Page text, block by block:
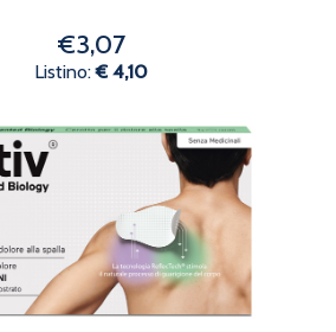
€3,07
Listino:€ 4,10